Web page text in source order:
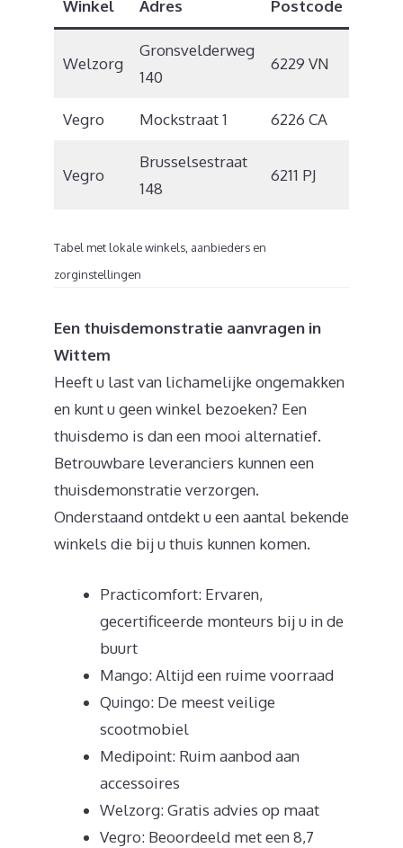
Winkel Adres Postcode
Welzorg
Gronsvelderweg
140
6229 VN
Vegro Mockstraat 1 6226 CA
Vegro
Brusselsestraat
148
6211 PJ
Tabel met lokale winkels, aanbieders en
zorginstellingen
Een thuisdemonstratie aanvragen in
Wittem
Heeft u last van lichamelijke ongemakken
en kunt u geen winkel bezoeken? Een
thuisdemo is dan een mooi alternatief.
Betrouwbare leveranciers kunnen een
thuisdemonstratie verzorgen.
Onderstaand ontdekt u een aantal bekende
winkels die bij u thuis kunnen komen.
Practicomfort: Ervaren,
gecertificeerde monteurs bij u in de
buurt
Mango: Altijd een ruime voorraad
Quingo: De meest veilige
scootmobiel
Medipoint: Ruim aanbod aan
accessoires
Welzorg: Gratis advies op maat
Vegro: Beoordeeld met een 8,7